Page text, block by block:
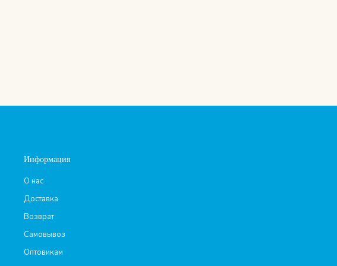
Информация
О нас
Доставка
Возврат
Самовывоз
Оптовикам